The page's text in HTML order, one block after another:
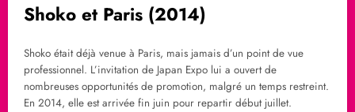
Shoko et Paris (2014)
Shoko était déjà venue à Paris, mais jamais d’un point de vue
professionnel. L’invitation de Japan Expo lui a ouvert de
nombreuses opportunités de promotion, malgré un temps restreint.
En 2014, elle est arrivée fin juin pour repartir début juillet.